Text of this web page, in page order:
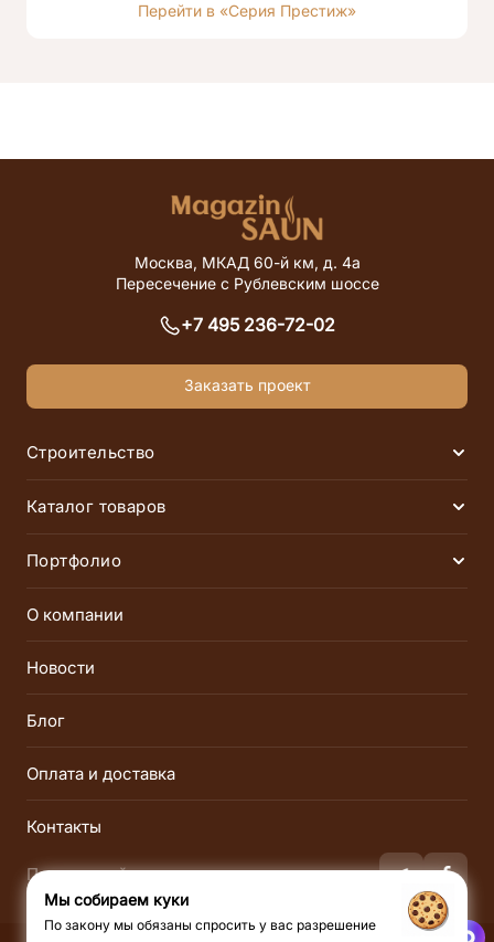
Перейти в «Серия Престиж»
Москва, МКАД 60-й км, д. 4а
Пересечение с Рублевским шоссе
+7 495 236-72-02
Заказать проект
Строительство
Финские сауны
Соляные комнаты SPA-комплексы
Каталог товаров
Электрические печи
Пульты управления Инфракрасные сауны
Освещение
Душ впечатлений
Оборудование для СПА
Портфолио
Сауны
Инфракрасные
О компании
Новости
Блог
Оплата и доставка
Контакты
Подписывайся на нас:
Мы собираем куки
По закону мы обязаны спросить у вас разрешение